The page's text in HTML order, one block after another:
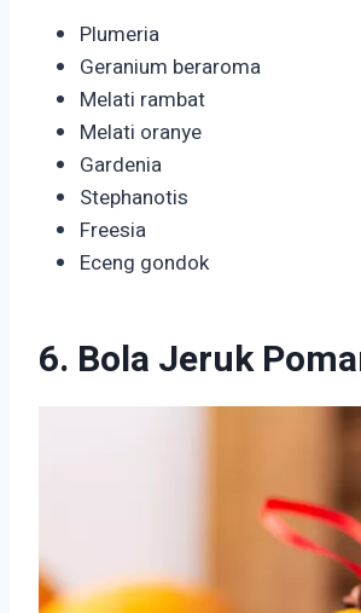
Plumeria
Geranium beraroma
Melati rambat
Melati oranye
Gardenia
Stephanotis
Freesia
Eceng gondok
6. Bola Jeruk